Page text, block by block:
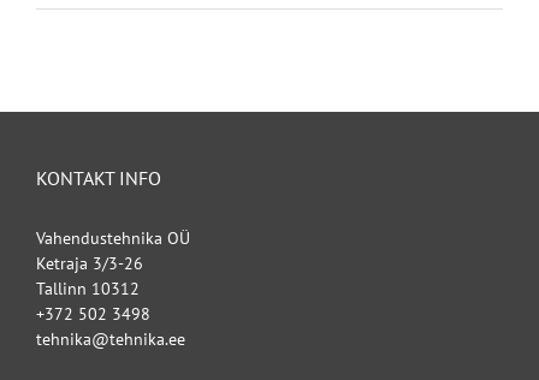
KONTAKT INFO
Vahendustehnika OÜ
Ketraja 3/3-26
Tallinn 10312
+372 502 3498
tehnika@tehnika.ee